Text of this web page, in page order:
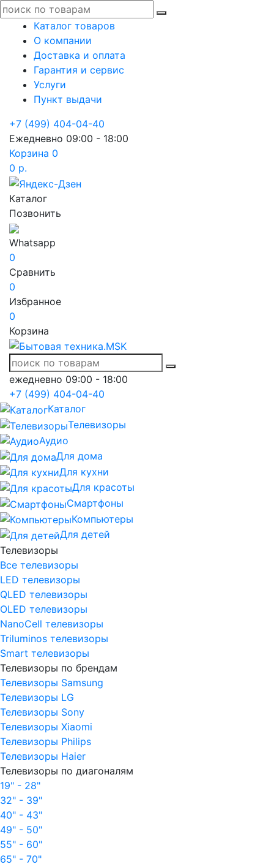
Каталог товаров
О компании
Доставка и оплата
Гарантия и сервис
Услуги
Пункт выдачи
+7 (499) 404-04-40
Ежедневно 09:00 - 18:00
Корзина 0
0 р.
Каталог
Позвонить
Whatsapp
0
Сравнить
0
Избранное
0
Корзина
ежедневно 09:00 - 18:00
+7 (499) 404-04-40
Каталог
Телевизоры
Аудио
Для дома
Для кухни
Для красоты
Смартфоны
Компьютеры
Для детей
Телевизоры
Все телевизоры
LED телевизоры
QLED телевизоры
OLED телевизоры
NanoCell телевизоры
Triluminos телевизоры
Smart телевизоры
Телевизоры по брендам
Телевизоры Samsung
Телевизоры LG
Телевизоры Sony
Телевизоры Xiaomi
Телевизоры Philips
Телевизоры Haier
Телевизоры по диагоналям
19" - 28"
32" - 39"
40" - 43"
49" - 50"
55" - 60"
65" - 70"